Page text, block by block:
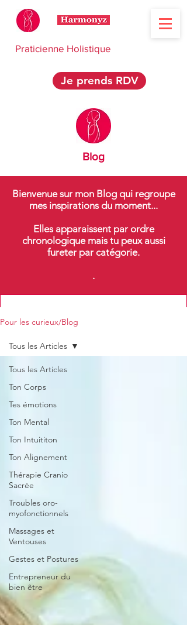
Je prends RDV
Praticienne Holistique
Blog
Bienvenue sur mon Blog qui regroupe
mes inspirations du moment...
Elles apparaissent par ordre
chronologique mais tu peux aussi
fureter par catégorie.
.
Je m'abonne à la News Letter
Pour les curieux/Blog
Tous les Articles
Ton Corps
Tes émotions
Ton Mental
Ton Intuititon
Ton Alignement
Thérapie Cranio
Sacrée
Troubles oro-
myofonctionnels
Massages et
Ventouses
Gestes et Postures
Entrepreneur du
bien être
Tous les Articles